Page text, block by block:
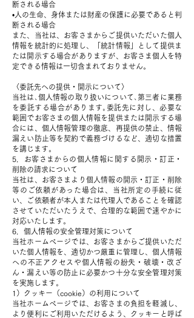
断される場合
•人の生命、身体または財産の保護に必要であると判
断される場合
また、当社は、お客さまからご提供いただいた個人
情報を統計的に処理し、「統計情報」として提供ま
たは開示する場合がありますが、お客さま個人を特
定できる情報は一切含まれておりません。
〈委託先への提供・開示について〉
当社は､個人情報の取り扱いについて､第三者に業務
を委託する場合があります｡委託先に対し、必要な
範囲でお客さまの個人情報を提供または開示する場
合には、個人情報管理の徹底、再提供の禁止、情報
漏えい防止等を契約で義務づけるなど、適切な措置
を講じます。
5．お客さまからの個人情報に関する開示・訂正・
削除の請求について
当社は、お客さまより個人情報の開示・訂正・削除
等のご依頼があった場合は、当社所定の手続に従
い、ご依頼者が本人または代理人であることを確認
させていただいたうえで、合理的な範囲で速やかに
対応いたします。
6．個人情報の安全管理対策について
当社ホームページでは、お客さまからご提供いただ
いた個人情報を、適切かつ厳重に管理し、個人情報
への不正アクセスや個人情報の紛失・破壊・改ざ
ん・漏えい等の防止に必要かつ十分な安全管理対策
を実施します。
1）クッキー（cookie）の利用について
当社ホームページでは、お客さまの負担を軽減し、
より便利にご利用いただけるよう、クッキーと呼ば